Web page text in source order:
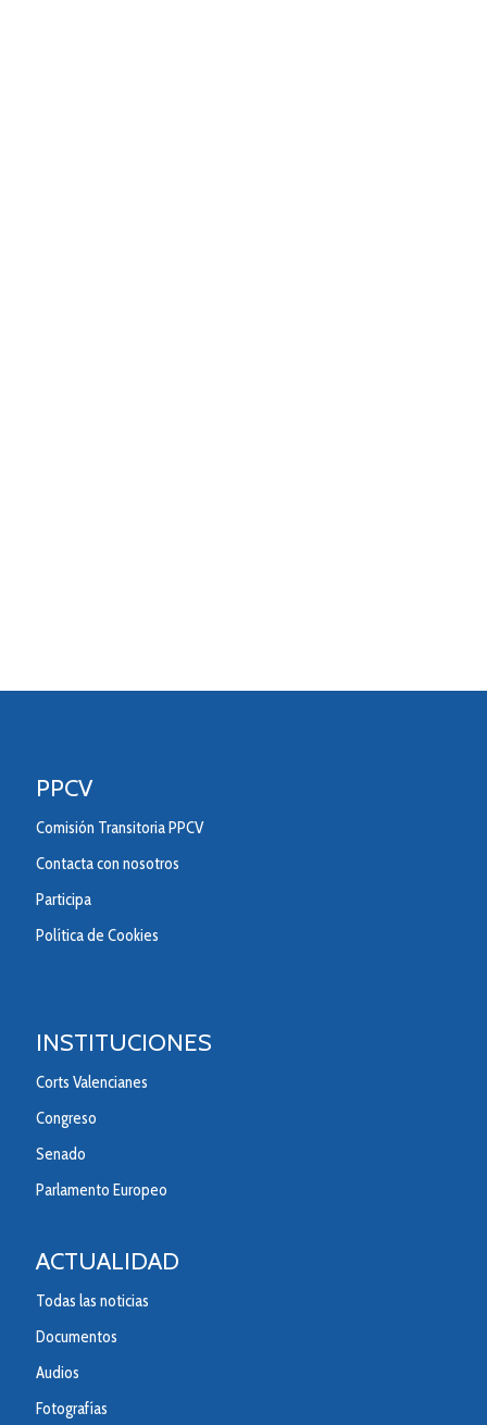
PPCV
Comisión Transitoria PPCV
Contacta con nosotros
Participa
Política de Cookies
INSTITUCIONES
Corts Valencianes
Congreso
Senado
Parlamento Europeo
ACTUALIDAD
Todas las noticias
Documentos
Audios
Fotografías